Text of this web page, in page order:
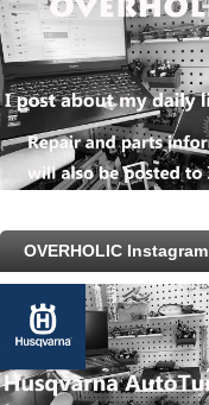
OVERHOLIC Instagram